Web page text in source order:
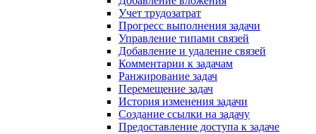
Учет трудозатрат
Прогресс выполнения задачи
Управление типами связей
Добавление и удаление связей
Комментарии к задачам
Ранжирование задач
Перемещение задач
История изменения задачи
Создание ссылки на задачу
Предоставление доступа к задаче